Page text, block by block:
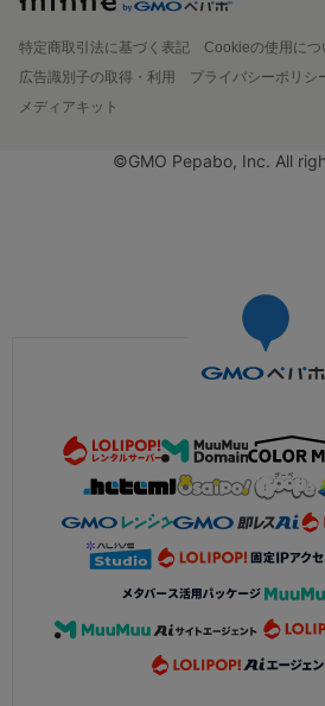
特定商取引法に基づく表記
Cookieの使用につ
広告識別子の取得・利用
プライバシーポリシ
メディアキット
©GMO Pepabo, Inc. All